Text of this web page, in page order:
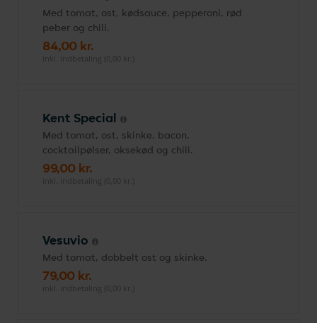
Med tomat, ost, kødsauce, pepperoni, rød
peber og chili.
84,00 kr.
inkl. indbetaling (0,00 kr.)
Kent Special
Med tomat, ost, skinke, bacon,
cocktailpølser, oksekød og chili.
99,00 kr.
inkl. indbetaling (0,00 kr.)
Vesuvio
Med tomat, dobbelt ost og skinke.
79,00 kr.
inkl. indbetaling (0,00 kr.)